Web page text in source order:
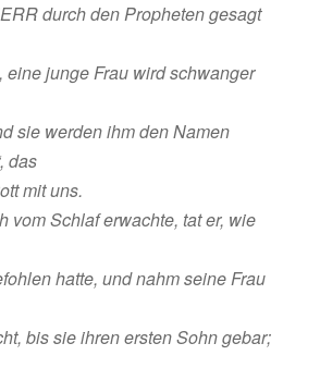
durch den Propheten gesagt
eine junge Frau wird schwanger
sie werden ihm den Namen
das
mit uns.
vom Schlaf erwachte, tat er, wie
hatte, und nahm seine Frau
bis sie ihren ersten Sohn gebar;